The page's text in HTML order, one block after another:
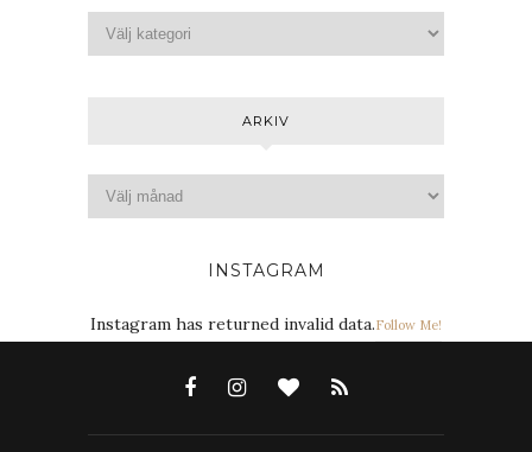
ARKIV
INSTAGRAM
Instagram has returned invalid data.Follow Me!